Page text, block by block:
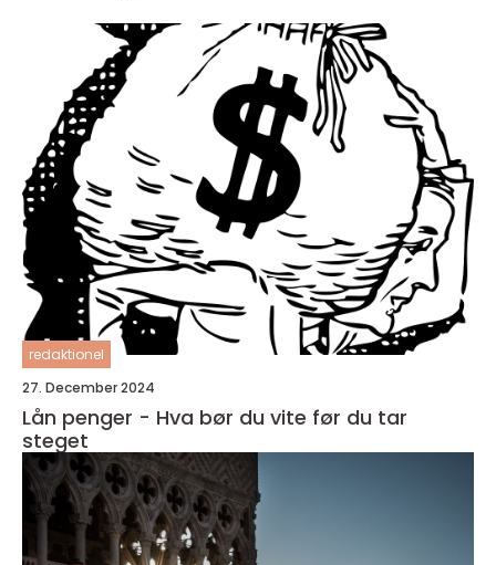
redaktionel
27. December 2024
Lån penger - Hva bør du vite før du tar
steget